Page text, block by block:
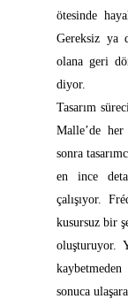
ötesinde
Gereksiz ya
olana geri
diyor.
Tasarım
Malle’de
sonra
en ince
çalışıyor.
kusursuz bir
oluşturuyor.
sonuca